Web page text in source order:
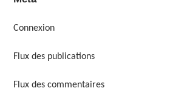
Connexion
Flux des publications
Flux des commentaires